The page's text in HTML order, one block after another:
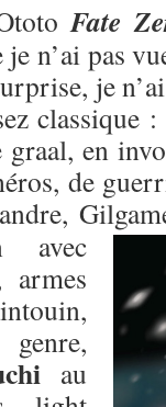
Fate
je n’ai pas
je
classique
en
de
avec
armes
au